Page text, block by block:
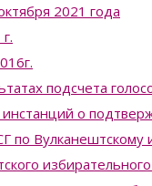
2021 года
подсчета
о
по Вулканештскому